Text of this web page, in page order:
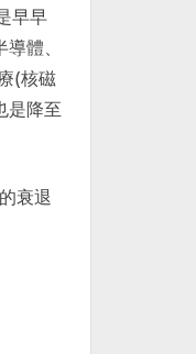
早早
體、
(核磁
是降至
衰退